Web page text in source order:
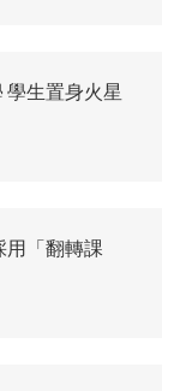
學生置身火星
用「翻轉課